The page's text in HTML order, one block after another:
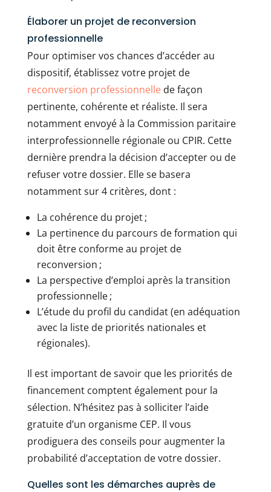
Élaborer un projet de reconversion
professionnelle
Pour optimiser vos chances d’accéder au
dispositif, établissez votre projet de
reconversion professionnellede façon
pertinente, cohérente et réaliste. Il sera
notamment envoyé à la Commission paritaire
interprofessionnelle régionale ou CPIR. Cette
dernière prendra la décision d’accepter ou de
refuser votre dossier. Elle se basera
notamment sur 4 critères, dont :
La cohérence du projet ;
La pertinence du parcours de formation qui
doit être conforme au projet de
reconversion ;
La perspective d’emploi après la transition
professionnelle ;
L’étude du profil du candidat (en adéquation
avec la liste de priorités nationales et
régionales).
Il est important de savoir que les priorités de
financement comptent également pour la
sélection. N’hésitez pas à solliciter l’aide
gratuite d’un organisme CEP. Il vous
prodiguera des conseils pour augmenter la
probabilité d’acceptation de votre dossier.
Quelles sont les démarches auprès de